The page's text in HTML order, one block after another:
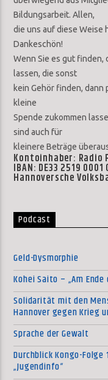
Bildungsarbeit. Allen,
die uns auf diese Weise
Dankeschön!
Wenn Sie es gut finden,
lassen, die sonst
kein Gehör finden, dann
kleine
Spende zukommen
sind auch für
kleinere Beträge
Kontoinhaber: Radio
IBAN: DE33 2519
Hannoversche
Podcast
Geld-Dysmorphie
Kohei Saito – „Am
Solidarität mit den
Hannover gegen Krieg
Sprache der Gewalt
Durchblick Kongo-
„Jugendinfo“